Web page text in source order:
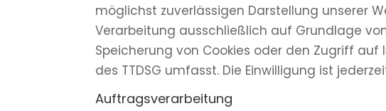
möglichst zuverlässigen Darstellung unserer
Verarbeitung ausschließlich auf Grundlage von
Speicherung von Cookies oder den Zugriff
des TTDSG umfasst. Die Einwilligung ist
Auftragsverarbeitung